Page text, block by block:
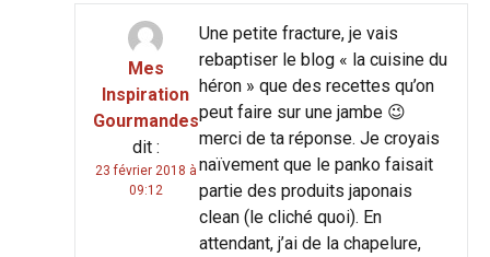
Mes
Inspiration
Gourmandes
dit :
23 février 2018 à
09:12
Une petite fracture, je vais
rebaptiser le blog « la cuisine du
héron » que des recettes qu’on
peut faire sur une jambe 😉
merci de ta réponse. Je croyais
naïvement que le panko faisait
partie des produits japonais
clean (le cliché quoi). En
attendant, j’ai de la chapelure,